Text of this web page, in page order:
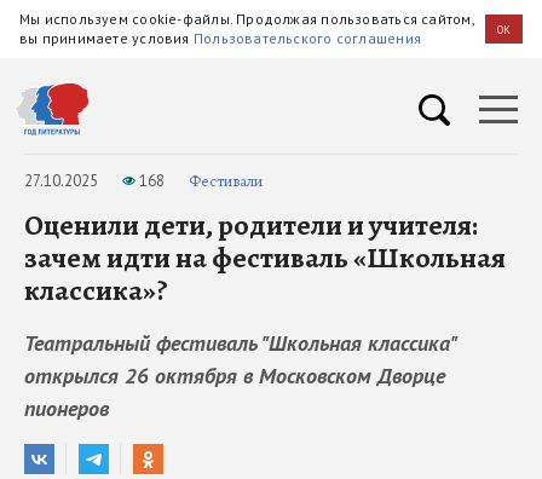
Мы используем cookie-файлы. Продолжая пользоваться сайтом,
вы принимаете условия Пользовательского соглашения OK
27.10.2025 168 Фестивали
Оценили дети, родители и учителя:
зачем идти на фестиваль «Школьная
классика»?
Театральный фестиваль "Школьная классика"
открылся 26 октября в Московском Дворце
пионеров